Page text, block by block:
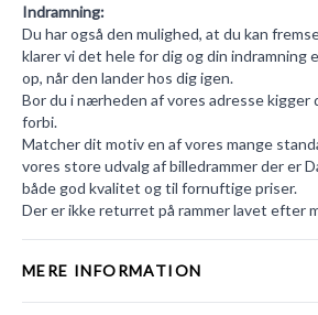
Indramning:
Du har også den mulighed, at du kan
klarer vi det hele for dig og din indramning
op, når den lander hos dig igen.
Bor du i nærheden af vores adresse kigger
forbi.
Matcher dit motiv en af vores mange
vores store udvalg afbilledrammerder er
både god kvalitet og til fornuftige priser.
Der er ikke returret på rammer lavet efter
MERE INFORMATION